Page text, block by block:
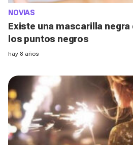
NOVIAS
Existe una mascarilla negra
los puntos negros
hay 8 años